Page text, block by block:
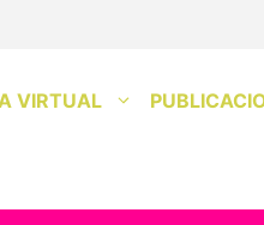
VIRTUAL